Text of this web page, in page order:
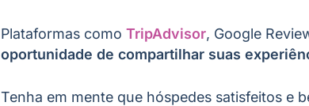
Plataformas como TripAdvisor, Google
oportunidade de compartilhar suas
Tenha em mente que hóspedes satisfeitos e